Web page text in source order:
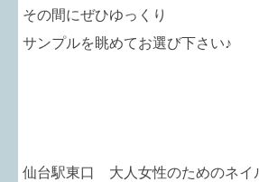
その間にぜひゆっくり
サンプルを眺めてお選び下さい♪
仙台駅東口 大人女性のためのネイ